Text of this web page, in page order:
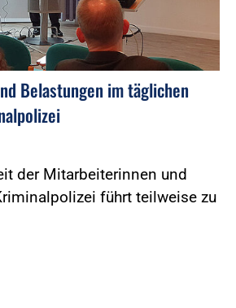
Belastungen im täglichen
der Mitarbeiterinnen und
führt teilweise zu